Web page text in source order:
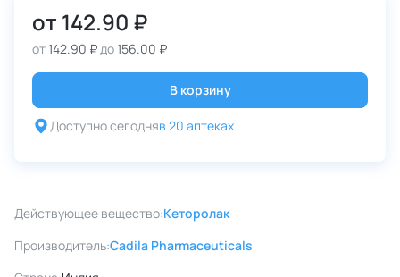
от 142.90 ₽
от142.90 ₽ до156.00 ₽
В корзину
Доступно сегодняв 20 аптеках
Действующее вещество:Кеторолак
Производитель:Cadila Pharmaceuticals